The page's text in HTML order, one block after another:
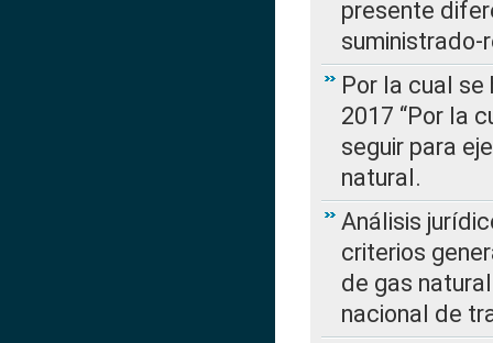
presente
Por la cual se
2017 “Por la
seguir para
natural.
Análisis
criterios
de gas
nacional de